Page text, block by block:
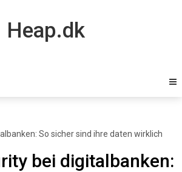
Heap.dk
So sicher sind ihre daten wirklich
bei digitalbanken: